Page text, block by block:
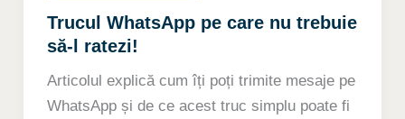
Trucul WhatsApp pe care nu trebuie
să-l ratezi!
Articolul explică cum îți poți trimite mesaje pe
WhatsApp și de ce acest truc simplu poate fi